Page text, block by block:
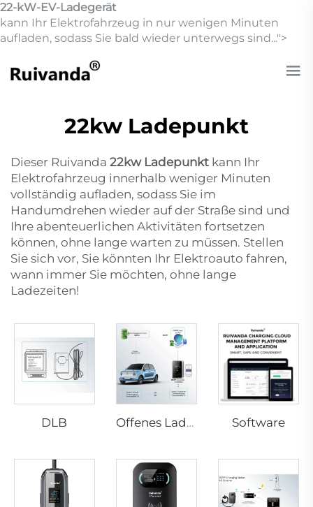
22-kW-EV-Ladegerät
kann Ihr Elektrofahrzeug in nur wenigen Minuten
aufladen, sodass Sie bald wieder unterwegs sind...">
22kw Ladepunkt
Dieser Ruivanda 22kw Ladepunkt kann Ihr
Elektrofahrzeug innerhalb weniger Minuten
vollständig aufladen, sodass Sie im
Handumdrehen wieder auf der Straße sind und
Ihre abenteuerlichen Aktivitäten fortsetzen
können, ohne lange warten zu müssen. Stellen
Sie sich vor, Sie könnten Ihr Elektroauto fahren,
wann immer Sie möchten, ohne lange
Ladezeiten!
DLB Offenes Ladepunktprotokoll Software